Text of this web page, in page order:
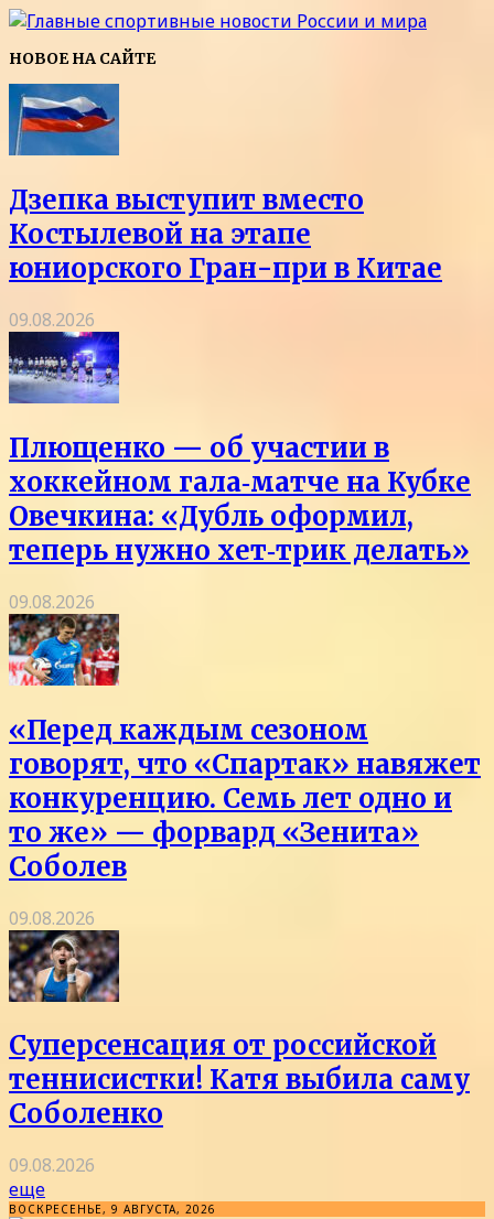
НОВОЕ НА САЙТЕ
Дзепка выступит вместо
Костылевой на этапе
юниорского Гран-при в Китае
09.08.2026
Плющенко — об участии в
хоккейном гала‑матче на Кубке
Овечкина: «Дубль оформил,
теперь нужно хет‑трик делать»
09.08.2026
«Перед каждым сезоном
говорят, что «Спартак» навяжет
конкуренцию. Семь лет одно и
то же» — форвард «Зенита»
Соболев
09.08.2026
Суперсенсация от российской
теннисистки! Катя выбила саму
Соболенко
09.08.2026
еще
ВОСКРЕСЕНЬЕ, 9 АВГУСТА, 2026